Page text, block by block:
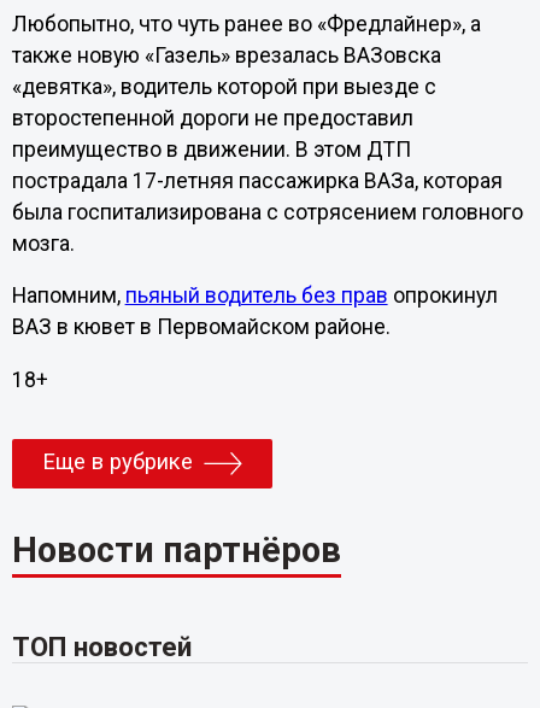
Любопытно, что чуть ранее во «Фредлайнер», а
также новую «Газель» врезалась ВАЗовска
«девятка», водитель которой при выезде с
второстепенной дороги не предоставил
преимущество в движении. В этом ДТП
пострадала 17-летняя пассажирка ВАЗа, которая
была госпитализирована с сотрясением головного
мозга.
Напомним, пьяный водитель без прав опрокинул
ВАЗ в кювет в Первомайском районе.
18+
Еще в рубрике
Новости партнёров
ТОП новостей